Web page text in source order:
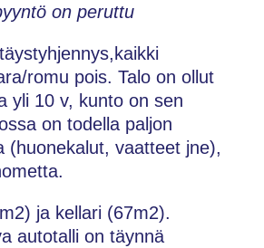
on peruttu
romu pois. Talo on ollut
yli 10 v, kunto on sen
on todella paljon
(huonekalut, vaatteet jne),
ja kellari (67m2).
autotalli on täynnä